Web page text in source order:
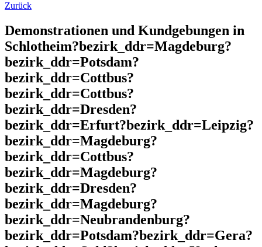
Zurück
Demonstrationen und Kundgebungen in
Schlotheim?bezirk_ddr=Magdeburg?
bezirk_ddr=Potsdam?
bezirk_ddr=Cottbus?
bezirk_ddr=Cottbus?
bezirk_ddr=Dresden?
bezirk_ddr=Erfurt?bezirk_ddr=Leipzig?
bezirk_ddr=Magdeburg?
bezirk_ddr=Cottbus?
bezirk_ddr=Magdeburg?
bezirk_ddr=Dresden?
bezirk_ddr=Magdeburg?
bezirk_ddr=Neubrandenburg?
bezirk_ddr=Potsdam?bezirk_ddr=Gera?